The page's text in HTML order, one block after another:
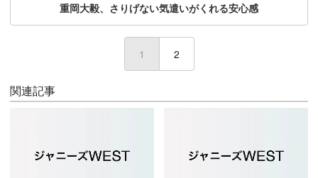
重岡大毅、さりげない気遣いがくれる安心感
1 (current)
2
関連記事